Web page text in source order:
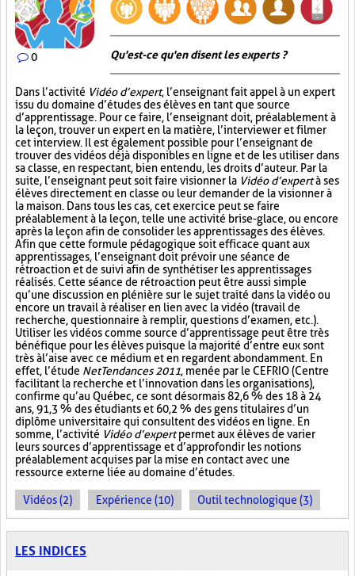
0 Qu'est-ce qu'en disent les experts ?
Dans l’activité Vidéo d’expert, l’enseignant fait appel à un expert
issu du domaine d’études des élèves en tant que source
d’apprentissage. Pour ce faire, l’enseignant doit, préalablement à
la leçon, trouver un expert en la matière, l’interviewer et filmer
cet interview. Il est également possible pour l’enseignant de
trouver des vidéos déjà disponibles en ligne et de les utiliser dans
sa classe, en respectant, bien entendu, les droits d’auteur. Par la
suite, l’enseignant peut soit faire visionner la Vidéo d’expertà ses
élèves directement en classe ou leur demander de la visionner à
la maison. Dans tous les cas, cet exercice peut se faire
préalablement à la leçon, telle une activité brise-glace, ou encore
après la leçon afin de consolider les apprentissages des élèves.
Afin que cette formule pédagogique soit efficace quant aux
apprentissages, l’enseignant doit prévoir une séance de
rétroaction et de suivi afin de synthétiser les apprentissages
réalisés. Cette séance de rétroaction peut être aussi simple
qu’une discussion en plénière sur le sujet traité dans la vidéo ou
encore un travail à réaliser en lien avec la vidéo (travail de
recherche, questionnaire à remplir, questions d’examen, etc.).
Utiliser les vidéos comme source d’apprentissage peut être très
bénéfique pour les élèves puisque la majorité d’entre eux sont
très à l’aise avec ce médium et en regardent abondamment. En
effet, l’étude NetTendances 2011, menée par le CEFRIO (Centre
facilitant la recherche et l’innovation dans les organisations),
confirme qu’au Québec, ce sont désormais 82,6 % des 18 à 24
ans, 91,3 % des étudiants et 60,2 % des gens titulaires d’un
diplôme universitaire qui consultent des vidéos en ligne. En
somme, l’activité Vidéo d’expertpermet aux élèves de varier
leurs sources d’apprentissage et d’approfondir les notions
préalablement acquises par la mise en contact avec une
ressource externe liée au domaine d’études.
Vidéos (2) Expérience (10) Outil technologique (3)
LES INDICES